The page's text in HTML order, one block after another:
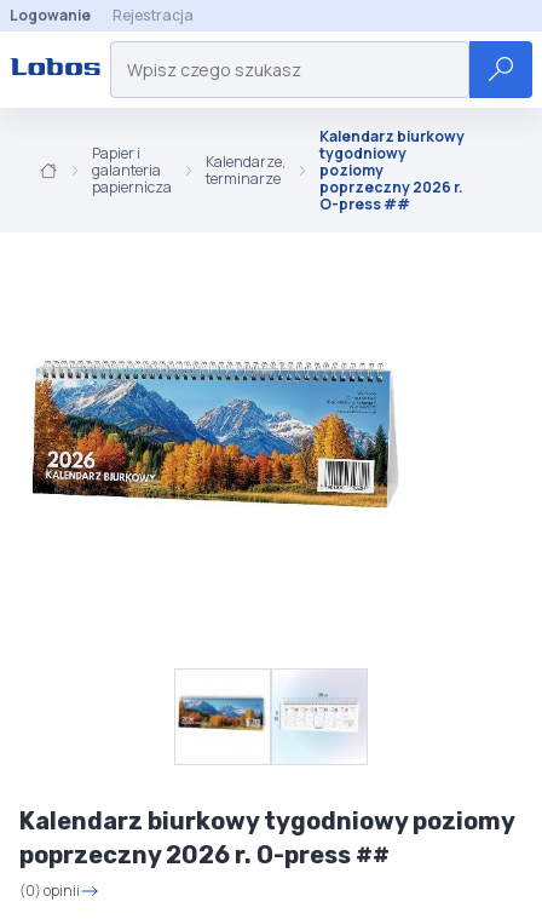
Logowanie Rejestracja
Papier i
galanteria
papiernicza
Kalendarze,
terminarze
Kalendarz biurkowy
tygodniowy
poziomy
poprzeczny 2026 r.
O-press ##
Kalendarz biurkowy tygodniowy poziomy
poprzeczny 2026 r. O-press ##
(0) opinii